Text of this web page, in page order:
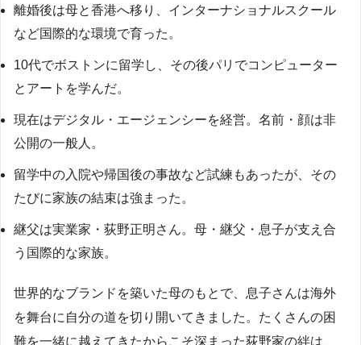
離婚後は母と香港へ移り、インターナショナルスクール
など国際的な環境で育った。
10代でボストンに留学し、その後パリでコンピューター
とアートを学んだ。
現在はデジタル・エージェンシーを経営。名前・顔は非
公開の一般人。
留学中の入院や帰国後の事故など試練もあったが、その
たびに家族の結束は強まった。
継父は実業家・荻野正明さん。母・継父・息子が支え合
う国際的な家族。
世界的なブランドを築いた母のもとで、息子さんは海外
を舞台に自分の道を切り開いてきました。たくさんの困
難を一緒に越えてきたからこそ深まった荻野家の絆は、